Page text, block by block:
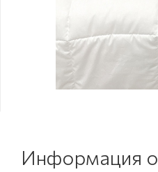
Информация о